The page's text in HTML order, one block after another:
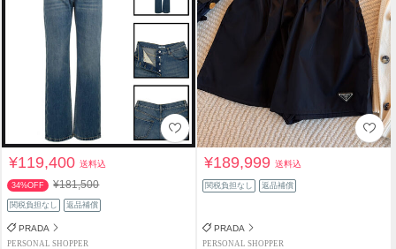
¥119,400送料込
34%OFF ¥181,500
関税負担なし 返品補償
PRADA
PERSONAL SHOPPER
¥189,999送料込
関税負担なし 返品補償
PRADA
PERSONAL SHOPPER